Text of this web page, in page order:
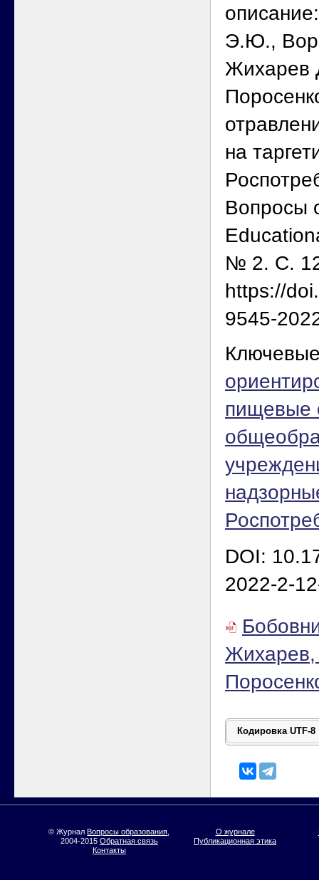
Э.Ю.,
Жихарев
на
Вопросы
№ 2. С.
https://
9545-
пищевые
DOI:
2022-2-
Жихарев,
© ЖурналВопросы образования
2004-2015 Обратная связь
О журнале
Публикационная этика
Контакты